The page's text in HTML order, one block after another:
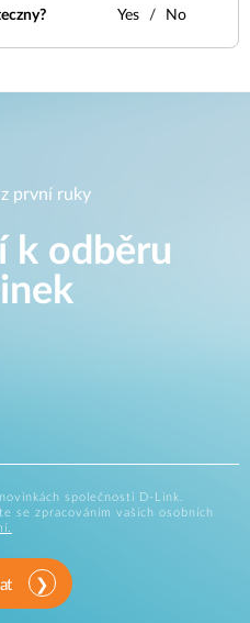
Yes No
první ruky
k odběru
společnosti D-Link.
se zpracováním vašich osobních